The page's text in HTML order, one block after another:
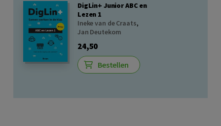
DigLin+ Junior ABC en
Lezen 1
Ineke van de Craats,
Jan Deutekom
24,50
Bestellen